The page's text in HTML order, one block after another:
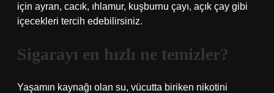
için ayran, cacık, ıhlamur, kuşburnu çayı, açık çay gibi
içecekleri tercih edebilirsiniz.
Sigarayı en hızlı ne temizler?
Yaşamın kaynağı olan su, vücutta biriken nikotini